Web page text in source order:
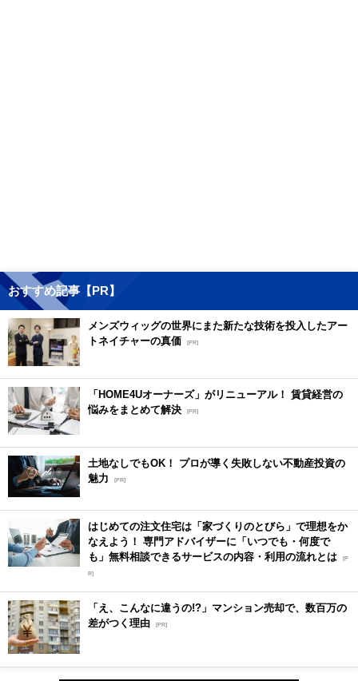
おすすめ記事【PR】
メンズウィッグの世界にまた新たな技術を投入したアー
トネイチャーの真価 [PR]
「HOME4Uオーナーズ」がリニューアル！ 賃貸経営の
悩みをまとめて解決 [PR]
土地なしでもOK！ プロが導く失敗しない不動産投資の
魅力
[PR]
はじめての注文住宅は「家づくりのとびら」で理想をか
なえよう！ 専門アドバイザーに「いつでも・何度で
も」無料相談できるサービスの内容・利用の流れとは [P
R]
「え、こんなに違うの!?」マンション売却で、数百万の
差がつく理由 [PR]